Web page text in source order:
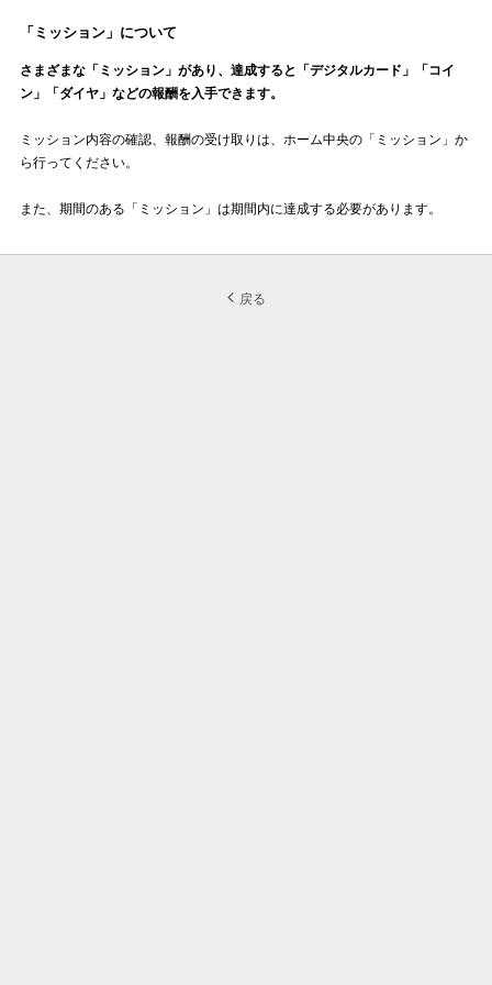
「ミッション」について
さまざまな「ミッション」があり、達成すると「デジタルカード」「コイ
ン」「ダイヤ」などの報酬を入手できます。
ミッション内容の確認、報酬の受け取りは、ホーム中央の「ミッション」か
ら行ってください。
また、期間のある「ミッション」は期間内に達成する必要があります。
戻る